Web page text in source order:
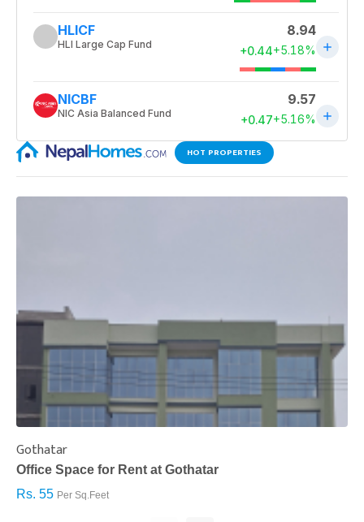
HOT PROPERTIES
Gothatar
Office Space for Rent at Gothatar
Rs. 55 Per Sq.Feet